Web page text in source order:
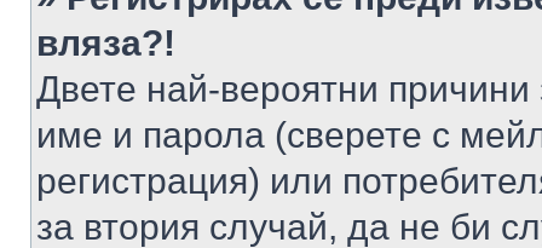
вляза?!
Двете най-вероятни
име и парола (сверете с
регистрация) или
за втория случай, да не би